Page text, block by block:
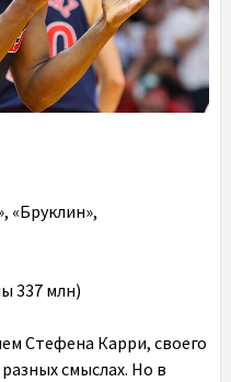
«Бруклин»,
337 млн)
Стефена Карри, своего
смыслах. Но в